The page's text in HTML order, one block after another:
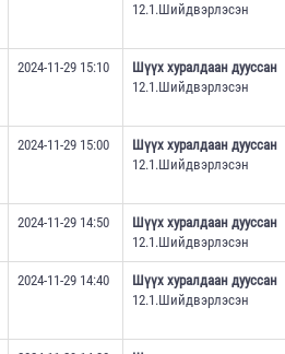
12.1.Шийдвэрлэсэн
2024-11-29 15:10
Шүүх хуралдаан дууссан
12.1.Шийдвэрлэсэн
2024-11-29 15:00
Шүүх хуралдаан дууссан
12.1.Шийдвэрлэсэн
2024-11-29 14:50
Шүүх хуралдаан дууссан
12.1.Шийдвэрлэсэн
2024-11-29 14:40
Шүүх хуралдаан дууссан
12.1.Шийдвэрлэсэн